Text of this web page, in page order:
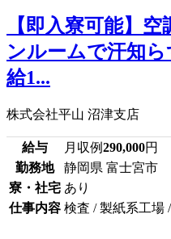
【即入寮可能】
ンルームで汗知
給1...
株式会社平山 沼津支店
給与 月収例290,000円
勤務地
静岡県 富士宮市
寮・社宅 あり
仕事内容 検査 / 製紙系工場